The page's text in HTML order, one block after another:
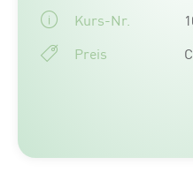
Kurs-Nr.
Preis